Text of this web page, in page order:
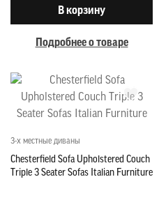
В корзину
Подробнее о товаре
3-х местные диваны
Chesterfield Sofa Upholstered Couch
Triple 3 Seater Sofas Italian Furniture